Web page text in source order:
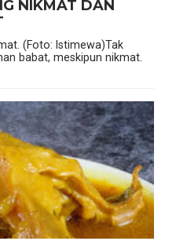
NIKMAT DAN
(Foto: Istimewa)Tak
babat, meskipun nikmat.